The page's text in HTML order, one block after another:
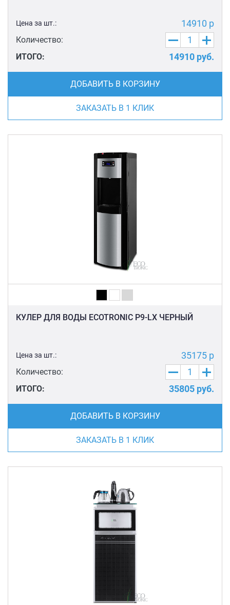
Цена за шт.: 14910 р
Количество:
ИТОГО:
14910 руб.
ДОБАВИТЬ В КОРЗИНУ
ЗАКАЗАТЬ В 1 КЛИК
КУЛЕР ДЛЯ ВОДЫ ECOTRONIC P9-LX ЧЕРНЫЙ
Цена за шт.: 35175 р
Количество:
ИТОГО:
35805 руб.
ДОБАВИТЬ В КОРЗИНУ
ЗАКАЗАТЬ В 1 КЛИК